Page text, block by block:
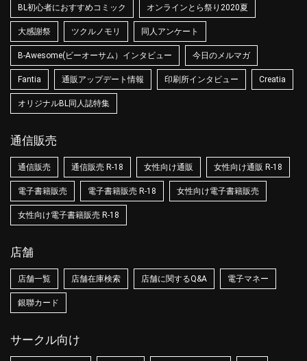
BL初心者におすすめコミック オンラインとら祭り2020夏
大感謝祭 ツクルノモリ 同人アンケート
B-Awesome(ビーオーサム）インタビュー 今日のメルマガ
Fantia 通販アップデート情報 印刷所インタビュー Creatia
オリジナルBL同人誌特集
通信販売
通信販売 通信販売 R-18 女性向け通販 女性向け通販 R-18
電子書籍販売 電子書籍販売 R-18 女性向け電子書籍販売
女性向け電子書籍販売 R-18
店舗
店舗一覧 店舗在庫検索 店舗に関するQ&A 電子マネー
銀聯カード
サークル向け